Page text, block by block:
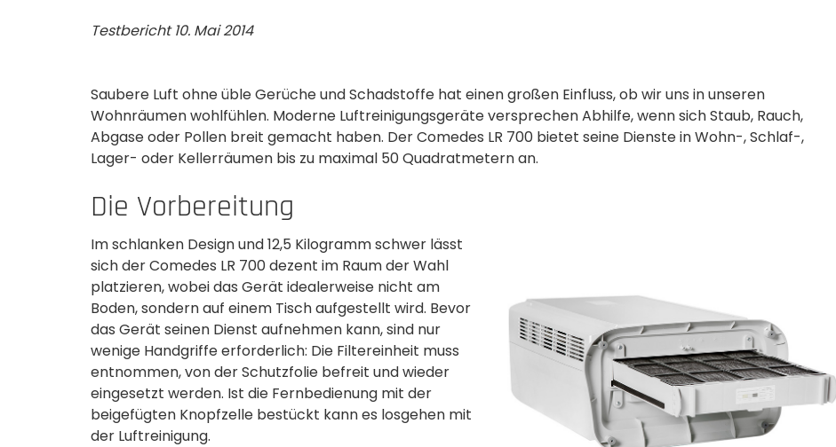
Testbericht 10. Mai 2014
Saubere Luft ohne üble Gerüche und Schadstoffe hat einen großen Einfluss, ob wir uns in unseren
Wohnräumen­ wohlfühlen. Moderne Luftreinigungsgeräte­ versprechen Abhilfe, wenn sich Staub, Rauch,
Abgase oder Pollen breit gemacht haben. Der Comedes LR 700 bietet seine Dienste in Wohn-, Schlaf-,
Lager- oder Kellerräumen bis zu maximal 50 Quadratmetern an.
Die Vorbereitung
Im schlanken Design und 12,5 Kilogramm schwer lässt
sich der Comedes LR 700 dezent im Raum der Wahl
platzieren, wobei das Gerät idealerweise nicht am
Boden, sondern auf einem Tisch aufgestellt wird. Bevor
das Gerät seinen Dienst aufnehmen kann, sind nur
wenige Handgriffe erforderlich: Die Filtereinheit muss
entnommen, von der Schutzfolie befreit und wieder
eingesetzt werden. Ist die Fernbedienung mit der
beigefügten­ Knopfzelle bestückt kann es losgehen mit
der Luftreinigung.